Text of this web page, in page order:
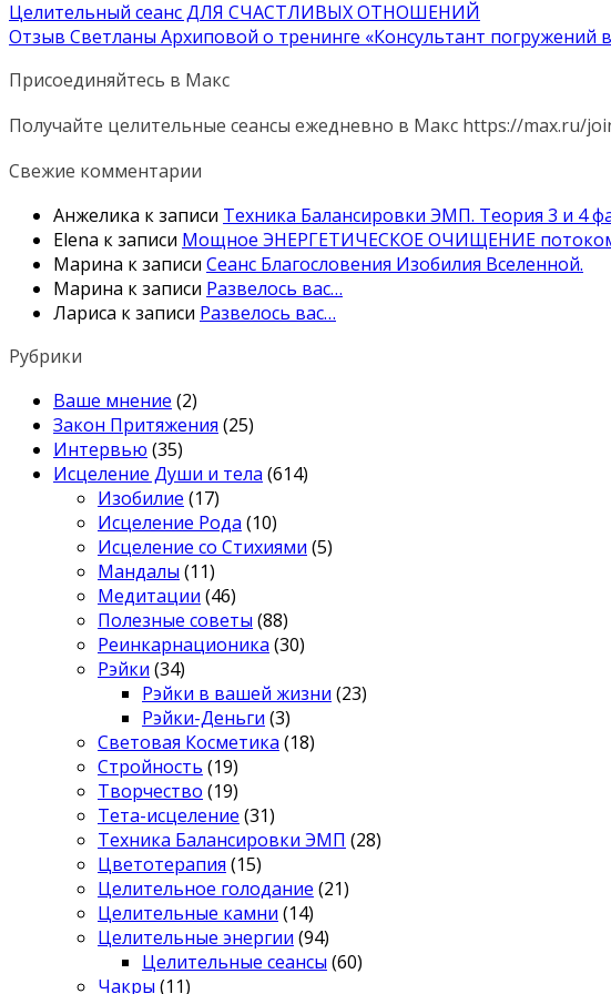
Целительный сеанс ДЛЯ СЧАСТЛИВЫХ ОТНОШЕНИЙ
Отзыв Светланы Архиповой о тренинге «Консультант погружений
Присоединяйтесь в Макс
Получайте целительные сеансы ежедневно в Макс https://max.ru/
Свежие комментарии
Анжелика к записи Техника Балансировки ЭМП. Теория 3 и 4
Elena к записи Мощное ЭНЕРГЕТИЧЕСКОЕ ОЧИЩЕНИЕ потоком
Марина к записи Сеанс Благословения Изобилия Вселенной.
Марина к записи Развелось вас…
Лариса к записи Развелось вас…
Рубрики
Ваше мнение (2)
Закон Притяжения (25)
Интервью (35)
Исцеление Души и тела (614)
Изобилие (17)
Исцеление Рода (10)
Исцеление со Стихиями (5)
Мандалы (11)
Медитации (46)
Полезные советы (88)
Реинкарнационика (30)
Рэйки (34)
Рэйки в вашей жизни (23)
Рэйки-Деньги (3)
Световая Косметика (18)
Стройность (19)
Творчество (19)
Тета-исцеление (31)
Техника Балансировки ЭМП (28)
Цветотерапия (15)
Целительное голодание (21)
Целительные камни (14)
Целительные энергии (94)
Целительные сеансы (60)
Чакры (11)